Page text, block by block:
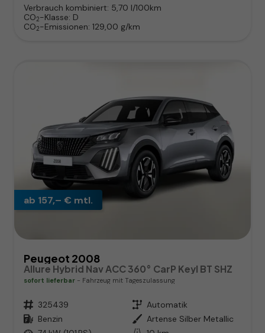
Verbrauch kombiniert: 5,70 l/100km
CO2-Klasse: D
CO2-Emissionen: 129,00 g/km
ab 157,– € mtl.
Peugeot 2008
Allure Hybrid Nav ACC 360° CarP Keyl BT SHZ
sofort lieferbar Fahrzeug mit Tageszulassung
Fahrzeugnr. 325439 Getriebe Automatik
Kraftstoff Benzin Außenfarbe Artense Silber Metallic